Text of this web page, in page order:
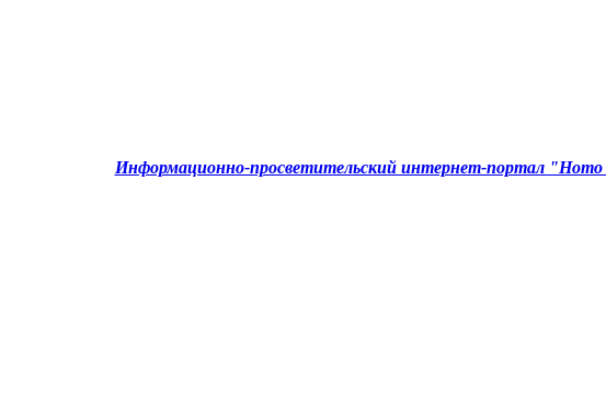
Информационно-просветительский интернет-портал